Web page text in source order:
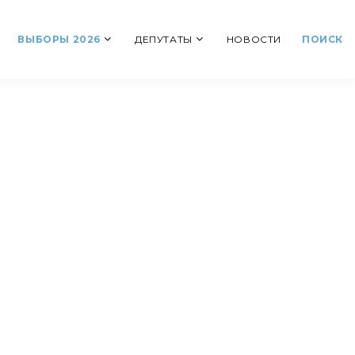
ВЫБОРЫ 2026 ДЕПУТАТЫ НОВОСТИ ПОИСК